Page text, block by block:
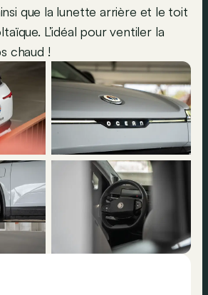
que la lunette arrière et le toit
L’idéal pour ventiler la
chaud !